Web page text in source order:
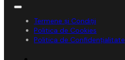
Termene și Condiții
Politica de Cookies
Politica de Confidențialitate